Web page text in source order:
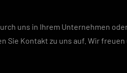
uns in Ihrem Unternehmen
Sie Kontakt zu uns auf. Wir freuen